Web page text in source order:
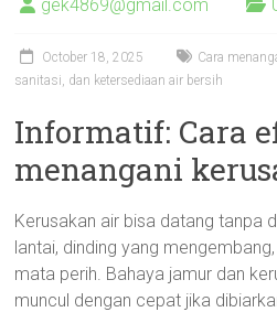
gek4869@gmail.com
October 18, 2025
Cara
sanitasi, dan ketersediaan air bersih
Informatif: Cara
menangani
Kerusakan air bisa datang tanpa
lantai, dinding yang
mata perih. Bahaya jamur dan
muncul dengan cepat jika